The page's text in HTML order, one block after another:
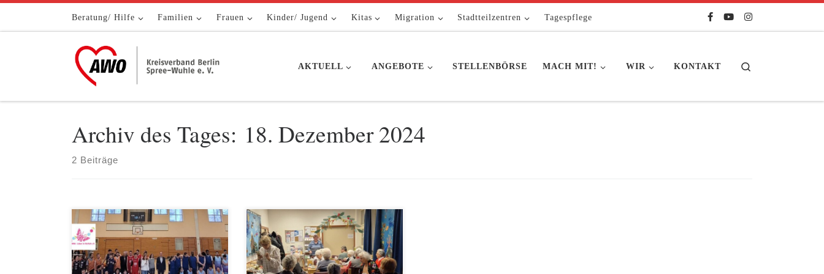
Zum Inhalt springenBeratung/ Hilfe Familien Frauen Kinder/ Jugend Kitas Migration Stadtteilzentren Tagespflege
AKTUELL ANGEBOTE STELLENBÖRSE MACH MIT! WIR KONTAKT
Archiv des Tages: 18. Dezember 2024
2 Beiträge
Am Sonntag, 15.Dezember 2024
nahm das Begegnungszentrum
Adalbertstraße gemeinsam mit dem
MGH Gneisenaustraße am inklusiven
Am 11. Dezember 2024 begingen wir
mit über 20 Mitgliedern der AWO
Abteilung Kreuzberg, darunter auch
unsere 102jährige Gertrud Heyer,